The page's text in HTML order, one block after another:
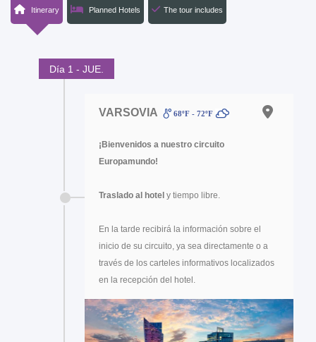
Itinerary Planned Hotels The tour includes
Día 1 - JUE.
VARSOVIA 68ºF - 72ºF
¡Bienvenidos a nuestro circuito
Europamundo!
Traslado al hotel y tiempo libre.
En la tarde recibirá la información sobre el
inicio de su circuito, ya sea directamente o a
través de los carteles informativos localizados
en la recepción del hotel.